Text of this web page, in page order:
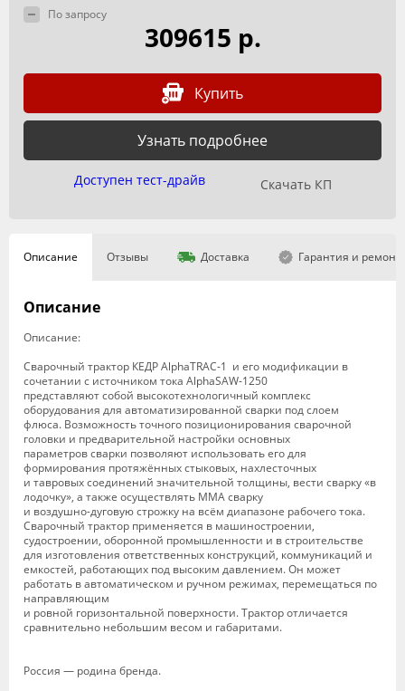
По запросу
309615 р.
Купить
Узнать подробнее
Доступен тест-драйв Скачать КП
Описание Отзывы Доставка Гарантия и ремонт
Описание
Описание:
Сварочный трактор КЕДР AlphaTRAC-1 и его модификации в
сочетании с источником тока AlphaSAW-1250
представляют собой высокотехнологичный комплекс
оборудования для автоматизированной сварки под слоем
флюса. Возможность точного позиционирования сварочной
головки и предварительной настройки основных
параметров сварки позволяют использовать его для
формирования протяжённых стыковых, нахлесточных
и тавровых соединений значительной толщины, вести сварку «в
лодочку», а также осуществлять ММА сварку
и воздушно-дуговую строжку на всём диапазоне рабочего тока.
Сварочный трактор применяется в машиностроении,
судостроении, оборонной промышленности и в строительстве
для изготовления ответственных конструкций, коммуникаций и
емкостей, работающих под высоким давлением. Он может
работать в автоматическом и ручном режимах, перемещаться по
направляющим
и ровной горизонтальной поверхности. Трактор отличается
сравнительно небольшим весом и габаритами.
Россия — родина бренда.